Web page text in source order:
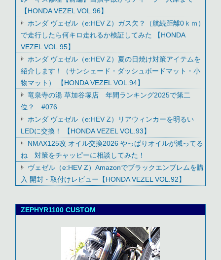
【HONDA VEZEL VOL.96】
ホンダ ヴェゼル（e:HEV Z）ガス欠？（航続距離0ｋｍ）
で走行したら何キロ走れるか検証してみた 【HONDA
VEZEL VOL.95】
ホンダ ヴェゼル（e:HEV Z）夏の日焼け対策アイテムを
紹介します！（サンシェード・ダッシュボードマット・小
物マット） 【HONDA VEZEL VOL.94】
竜泉寺の湯 草加谷塚店 年間ランキング2025で第二
位？ #076
ホンダ ヴェゼル（e:HEV Z）リアウィンカーを明るい
LEDに交換！ 【HONDA VEZEL VOL.93】
NMAX125改 オイル交換2026 やっぱりオイルが減ってる
ね 対策をチャッピーに相談してみた！
ヴェゼル（e:HEV Z）Amazonでブラックエンブレムを購
入 開封・取付けレビュー【HONDA VEZEL VOL.92】
ZEPHYR1100 CUSTOM